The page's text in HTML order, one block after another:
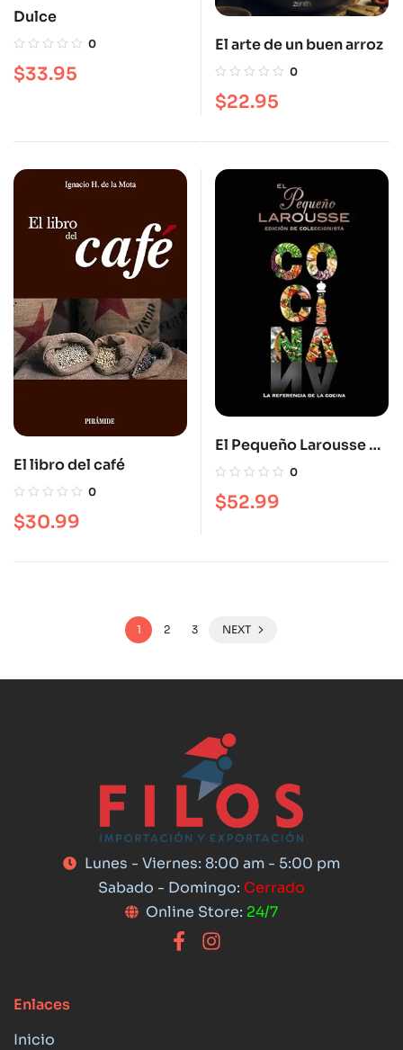
Dulce
0
$33.95
El arte de un buen arroz
0
$22.95
El libro del café
0
$30.99
El Pequeño Larousse de
la cocina: La referencia
de la cocina
0
$52.99
1 2 3 NEXT
Lunes - Viernes: 8:00 am - 5:00 pm
Sabado - Domingo: Cerrado
Online Store: 24/7
Enlaces
Inicio